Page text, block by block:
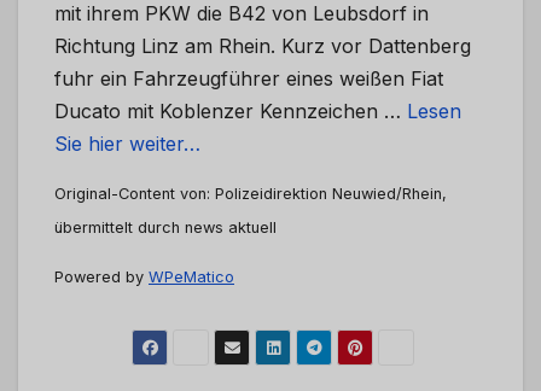
mit ihrem PKW die B42 von Leubsdorf in
Richtung Linz am Rhein. Kurz vor Dattenberg
fuhr ein Fahrzeugführer eines weißen Fiat
Ducato mit Koblenzer Kennzeichen … Lesen
Sie hier weiter…
Original-Content von: Polizeidirektion Neuwied/Rhein,
übermittelt durch news aktuell
Powered by WPeMatico